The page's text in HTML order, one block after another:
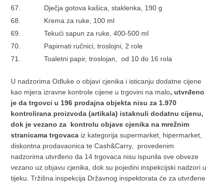
67.
Dječja gotova kašica, staklenka, 190 g
68.
Krema za ruke, 100 ml
69.
Tekući sapun za ruke, 400-500 ml
70.
Papirnati ručnici, troslojni, 2 role
71.
Toaletni papir, troslojan, od 10 do 16 rola
U nadzorima Odluke o objavi cjenika i isticanju dodatne cijene
kao mjera izravne kontrole cijene u trgovini na malo, utvrđeno
je da trgovci u 196 prodajna objekta nisu za 1.970
kontrolirana proizvoda (artikala) istaknuli dodatnu cijenu,
dok je vezano za kontrolu objave cjenika na mrežnim
stranicama trgovaca iz kategorija supermarket, hipermarket,
diskontna prodavaonica te Cash&Carry, provedenim
nadzorima utvrđeno da 14 trgovaca nisu ispunila sve obveze
vezano uz objavu cjenika, dok su pojedini inspekcijski nadzori u
tijeku. Tržišna inspekcija Državnog inspektorata će za utvrđene